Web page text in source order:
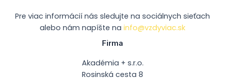
Pre viac informácií nás sledujte na sociálnych sieťach
alebo nám napíšte na info@vzdyviac.sk
Firma
Akadémia + s.r.o.
Rosinská cesta 8